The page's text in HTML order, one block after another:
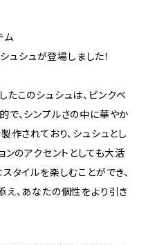
ム
ュシュが登場しました！
このシュシュは、ピンクベ
、シンプルさの中に華やか
作されており、シュシュとし
ンのアクセントとしても大活
タイルを楽しむことができ、
、あなたの個性をより引き